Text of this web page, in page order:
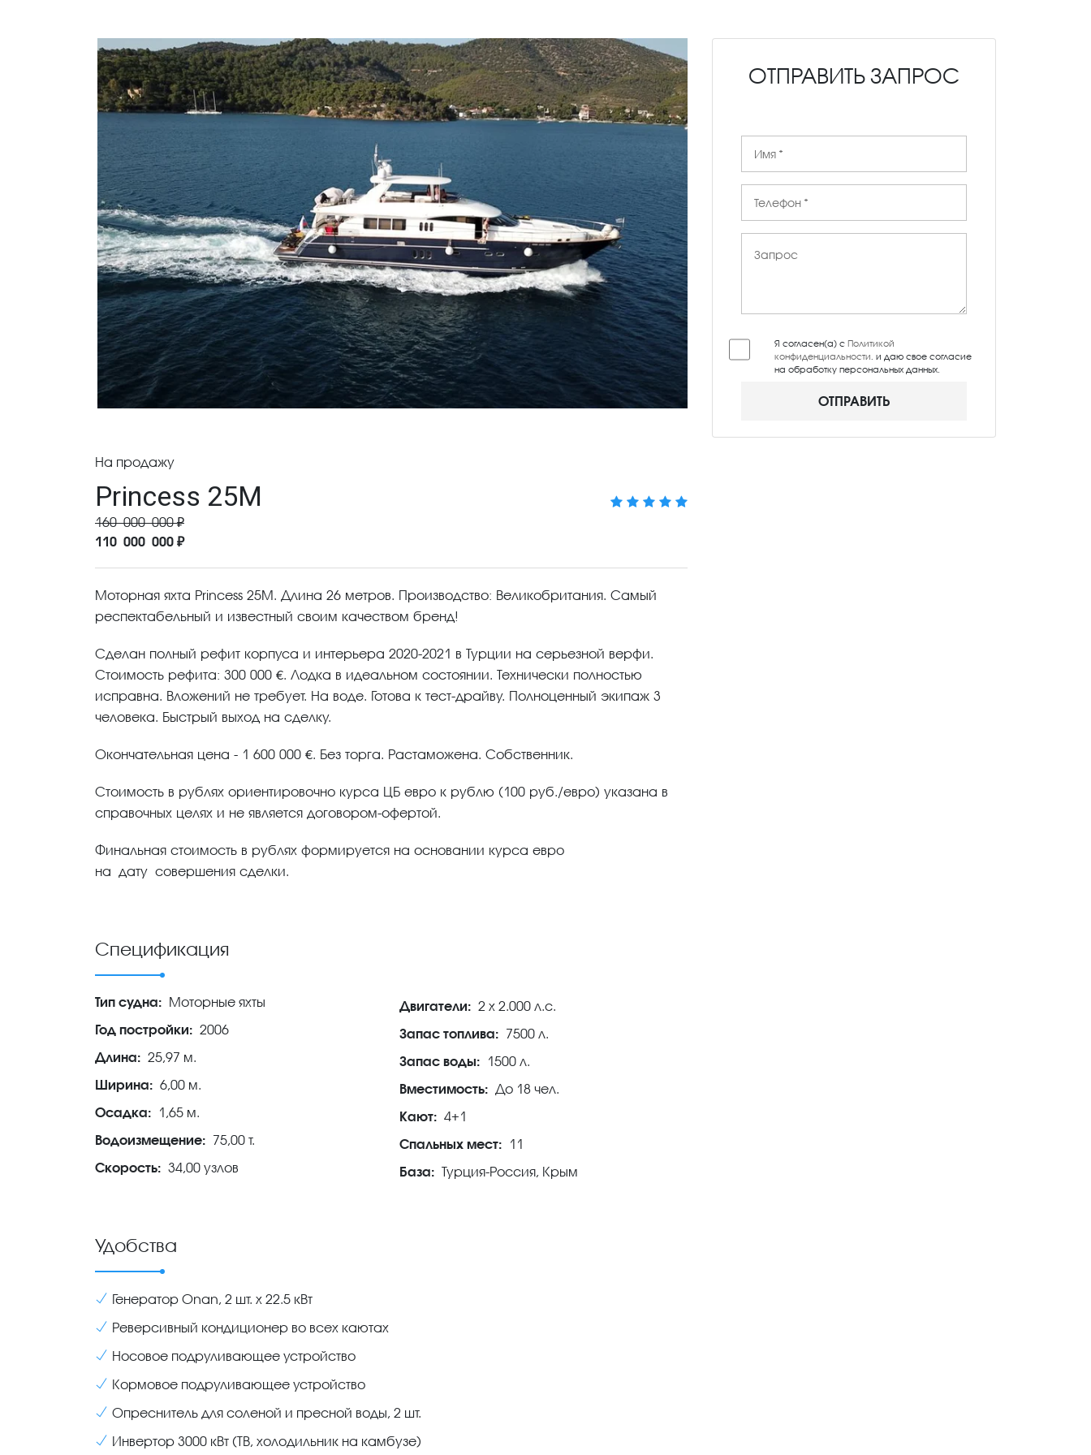
На продажу
Princess 25M
160 000 000 ₽
110 000 000 ₽
Моторная яхта Princess 25M. Длина 26 метров. Производство: Великобритания. Самый
респектабельный и известный своим качеством бренд!
Сделан полный рефит корпуса и интерьера 2020-2021 в Турции на серьезной верфи.
Стоимость рефита: 300 000 €. Лодка в идеальном состоянии. Технически полностью
исправна. Вложений не требует. На воде. Готова к тест-драйву. Полноценный экипаж 3
человека. Быстрый выход на сделку.
Окончательная цена - 1 600 000 €. Без торга. Растаможена. Собственник.
Стоимость в рублях ориентировочно курса ЦБ евро к рублю (100 руб./евро) указана в
справочных целях и не является договором-офертой.
Финальная стоимость в рублях формируется на основании курса евро
на дату совершения сделки.
Спецификация
Тип судна: Моторные яхты
Год постройки: 2006
Длина: 25,97 м.
Ширина: 6,00 м.
Осадка: 1,65 м.
Водоизмещение: 75,00 т.
Скорость: 34,00 узлов
Двигатели: 2 x 2.000 л.с.
Запас топлива: 7500 л.
Запас воды: 1500 л.
Вместимость: До 18 чел.
Кают: 4+1
Спальных мест: 11
База: Турция-Россия, Крым
Удобства
Генератор Onan, 2 шт. x 22.5 кВт
Реверсивный кондиционер во всех каютах
Носовое подруливающее устройство
Кормовое подруливающее устройство
Опреснитель для соленой и пресной воды, 2 шт.
Инвертор 3000 кВт (ТВ, холодильник на камбузе)
ОТПРАВИТЬ ЗАПРОС
Я согласен(а) сПолитикой
конфиденциальности , и даю свое согласие
на обработку персональных данных.
ОТПРАВИТЬ